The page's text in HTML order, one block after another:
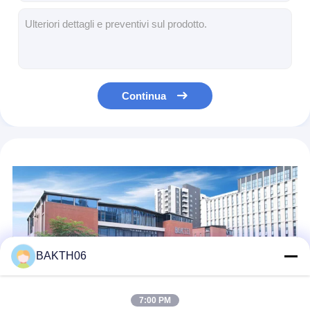
NI-MH 14.4V 4500mAh Nickel Metal Hydride Batterie solari
Piccola batteria Li Pol ricaricabile batteria Li Ion 323036P 3.7V 290mAh
Aspirapolvere robotizzato da 4500mAh a cella di idruro di nichel metallico 14.4V per iRobot Roomba
Continua
BAKTH06
7:00 PM